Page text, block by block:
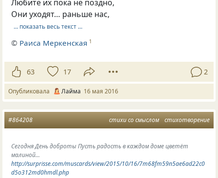
Любите их пока не поздно,
Они уходят… раньше нас,
… показать весь текст …
© Раиса Меркенская 1
63 17 2
Опубликовала Лайма 16 мая 2016
стихи со смыслом стихотворение
#864208
Сегодня День доброты Пусть радость в каждом доме цветёт
малиной...
http://surprisse.com/muscards/view/2015/10/16/7m68fm59n5ae6ad22c0
d5o312md0hmdl.php